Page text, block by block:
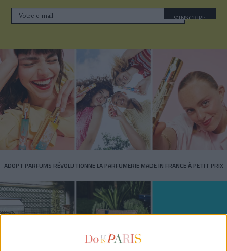
S'INSCRIRE
ADOPT PARFUMS RÉVOLUTIONNE LA PARFUMERIE MADE IN FRANCE À PETIT PRIX